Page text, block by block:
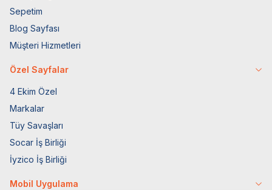
Sepetim
Blog Sayfası
Müşteri Hizmetleri
Özel Sayfalar
4 Ekim Özel
Markalar
Tüy Savaşları
Socar İş Birliği
İyzico İş Birliği
Mobil Uygulama